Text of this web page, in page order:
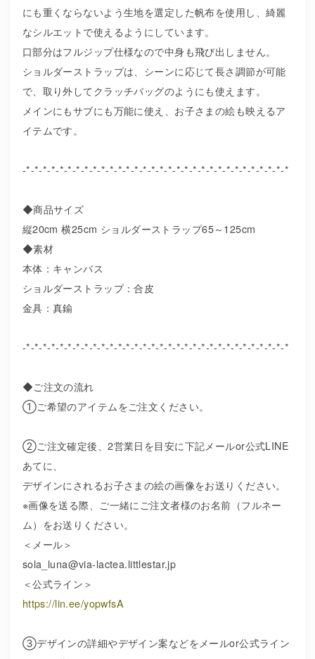
にも重くならないよう生地を選定した帆布を使用し、綺麗
なシルエットで使えるようにしています。
口部分はフルジップ仕様なので中身も飛び出しません。
ショルダーストラップは、シーンに応じて長さ調節が可能
で、取り外してクラッチバッグのようにも使えます。
メインにもサブにも万能に使え、お子さまの絵も映えるア
イテムです。
-*-*-*-*-*-*-*-*-*-*-*-*-*-*-*-*-*-*-*-*-*-*-*-*-*-*-*-*-*-*-*-*
◆商品サイズ
縦20cm 横25cm ショルダーストラップ65～125cm
◆素材
本体：キャンバス
ショルダーストラップ：合皮
金具：真鍮
-*-*-*-*-*-*-*-*-*-*-*-*-*-*-*-*-*-*-*-*-*-*-*-*-*-*-*-*-*-*-*-*
◆ご注文の流れ
①ご希望のアイテムをご注文ください。
②ご注文確定後、2営業日を目安に下記メールor公式LINE
あてに、
デザインにされるお子さまの絵の画像をお送りください。
※画像を送る際、ご一緒にご注文者様のお名前（フルネー
ム）をお送りください。
＜メール＞
sola_luna@via-lactea.littlestar.jp
＜公式ライン＞
https://lin.ee/yopwfsA
③デザインの詳細やデザイン案などをメールor公式ライン